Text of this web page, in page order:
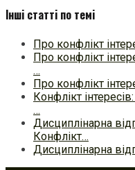
Інші статті по темі
Про конфлікт
Про конфлікт
…
Про конфлікт
Конфлікт
…
Дисциплінарна
Конфлікт…
Дисциплінарна